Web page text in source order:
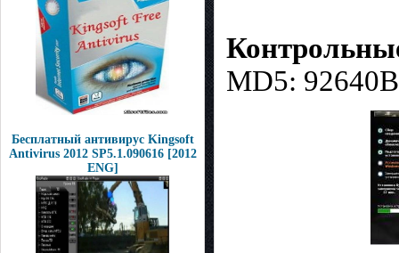
Бесплатный антивирус Kingsoft
Antivirus 2012 SP5.1.090616 [2012
ENG]
MD5: